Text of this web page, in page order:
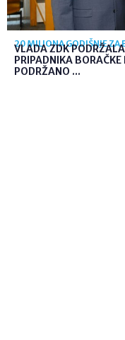
20 MILIONA GODIŠNJE ZA
VLADA ZDK
PRIPADNIKA
PODRŽANO ...